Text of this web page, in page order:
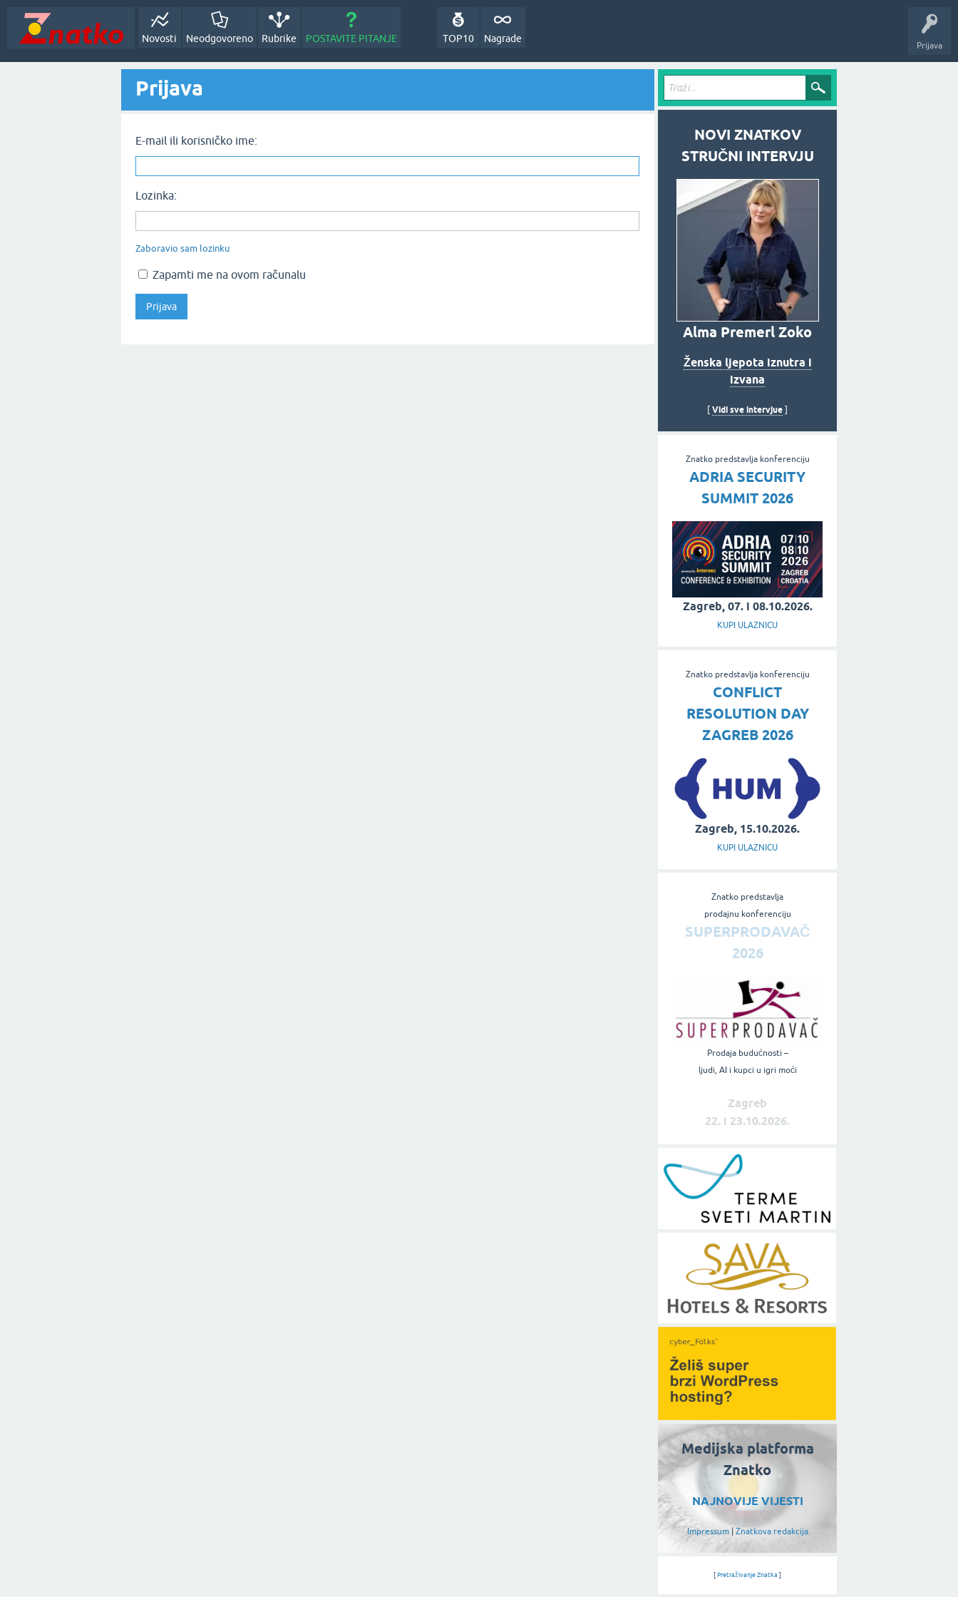
Prijava
Novosti Neodgovoreno Rubrike POSTAVITE PITANJE Nagrade
TOP10
Prijava
E-mail ili korisničko ime:
Lozinka:
Zaboravio sam lozinku
Zapamti me na ovom računalu
NOVI ZNATKOV
STRUČNI INTERVJU
Alma Premerl Zoko
Ženska ljepota iznutra i
izvana
Vidi sve intervjue
Znatko predstavlja konferenciju
ADRIA SECURITY
SUMMIT 2026
Zagreb, 07. i 08.10.2026.
KUPI ULAZNICU
Znatko predstavlja konferenciju
CONFLICT
RESOLUTION DAY
ZAGREB 2026
Zagreb, 15.10.2026.
KUPI ULAZNICU
Znatko predstavlja
prodajnu konferenciju
SUPERPRODAVAČ
2026
Prodaja budućnosti –
ljudi, AI i kupci u igri moći
Zagreb
22. i 23.10.2026.
Medijska platforma
Znatko
NAJNOVIJE VIJESTI
Impressum| Znatkova redakcija
[ Pretraživanje Znatka ]